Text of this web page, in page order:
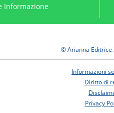
Informazione
© Arianna Editrice
Informazioni
Diritto di
Privacy